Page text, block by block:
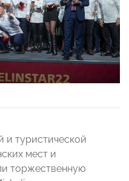
и туристической
мест и
торжественную